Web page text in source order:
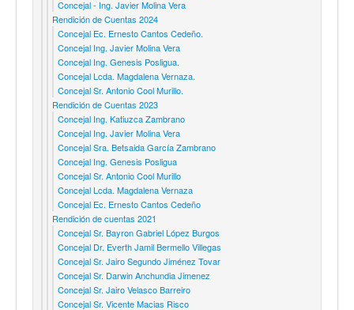
Concejal - Ing. Javier Molina Vera
Rendición de Cuentas 2024
Concejal Ec. Ernesto Cantos Cedeño.
Concejal Ing. Javier Molina Vera
Concejal Ing. Genesis Posligua.
Concejal Lcda. Magdalena Vernaza.
Concejal Sr. Antonio Cool Murillo.
Rendición de Cuentas 2023
Concejal Ing. Katiuzca Zambrano
Concejal Ing. Javier Molina Vera
Concejal Sra. Betsaida García Zambrano
Concejal Ing. Genesis Posligua
Concejal Sr. Antonio Cool Murillo
Concejal Lcda. Magdalena Vernaza
Concejal Ec. Ernesto Cantos Cedeño
Rendición de cuentas 2021
Concejal Sr. Bayron Gabriel López Burgos
Concejal Dr. Everth Jamil Bermello Villegas
Concejal Sr. Jairo Segundo Jiménez Tovar
Concejal Sr. Darwin Anchundia Jimenez
Concejal Sr. Jairo Velasco Barreiro
Concejal Sr. Vicente Macias Risco